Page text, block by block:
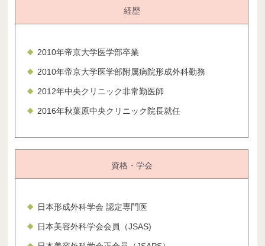
経歴
2010年帝京大学医学部卒業
2010年帝京大学医学部附属病院形成外科勤務
2012年中央クリニック非常勤医師
2016年秋葉原中央クリニック院長就任
資格・学会
日本形成外科学会 認定専門医
日本美容外科学会会員（JSAS)